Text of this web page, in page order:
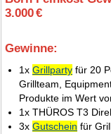
3.000 €
Gewinne:
1x Grillparty für 20
Grillteam,
Produkte im Wert
1x THÜROS T3
3x Gutschein für